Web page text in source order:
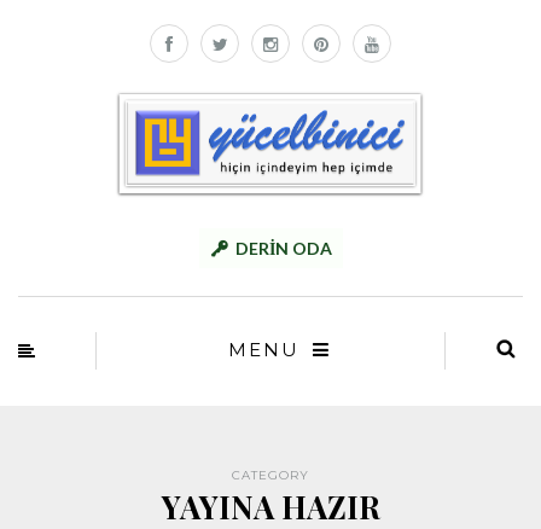
DERİN ODA
MENU
CATEGORY
YAYINA HAZIR